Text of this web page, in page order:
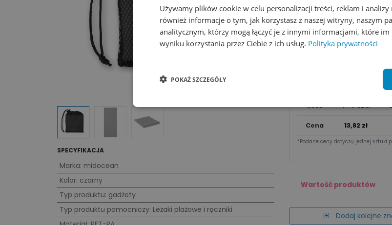
SPECYFIKACJA
Marka: midocean
Kolor: czarny
Typ produktu: gadżety
Typ produktu pomocniczy: Leżaki plażowe i ręczniki
Wycena na maila
Cena za sztu​kę zależy od
Ilość 1 - 7 szt.
Cena
13,82 zł
*Podane ceny dotyczą jednej sztuki
Wartość produktów
Dodaj kolejne
Używamy plików cookie w celu personalizacji treści, reklam i
również informacje o tym, jak korzystasz z naszej witryny, naszym
analitycznym, którzy mogą łączyć je z innymi informacjami, które im
wyniku korzystania przez Ciebie z ich usług. Polityka prywatności
POKAŻ SZCZEGÓŁY